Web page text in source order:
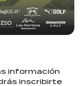
información
inscribirte